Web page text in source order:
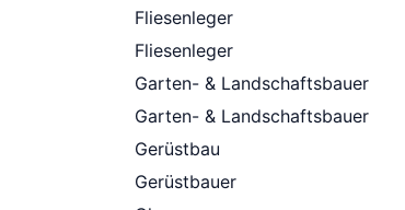
Fliesenleger
Fliesenleger
Garten- & Landschaftsbauer
Garten- & Landschaftsbauer
Gerüstbau
Gerüstbauer